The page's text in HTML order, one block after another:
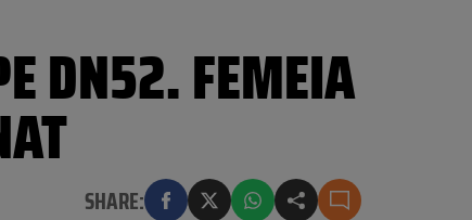
DN52. FEMEIA
SHARE: